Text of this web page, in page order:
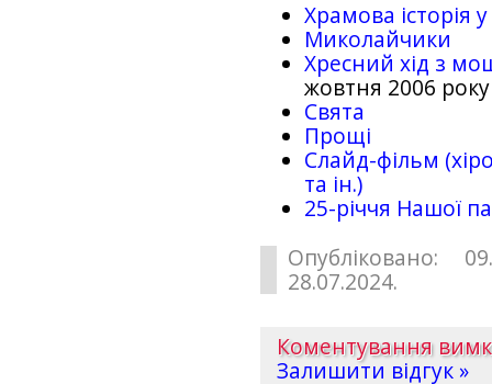
Храмова історія
Миколайчики
Хресний хід з
жовтня 2006 року
Свята
Прощі
Слайд-фільм
та ін.)
25-рiччя Нашої
Опубліковано:
28.07.2024.
Коментування
Залишити відгук »